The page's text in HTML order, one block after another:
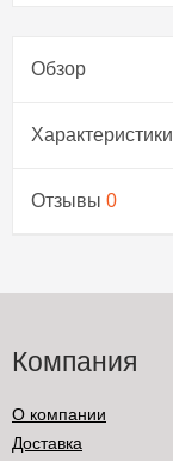
Обзор
Характеристики
Отзывы 0
Компания
О компании
Доставка